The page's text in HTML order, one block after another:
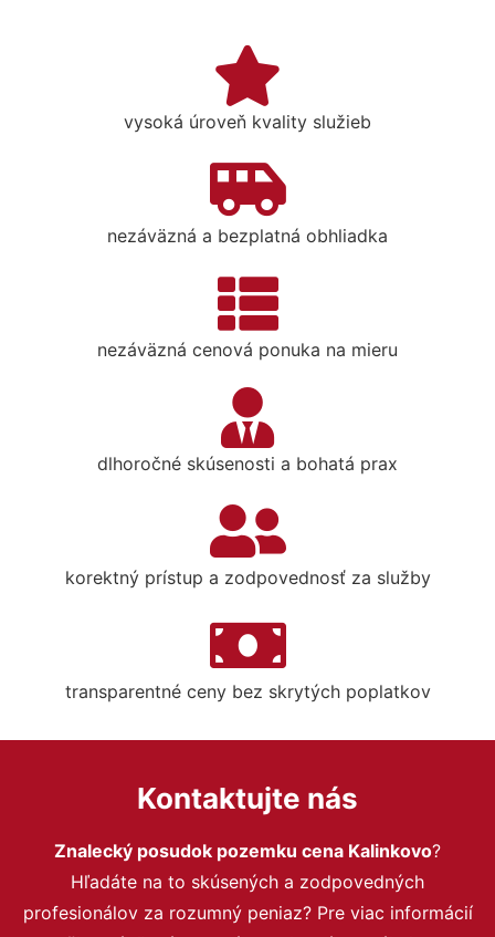
vysoká úroveň kvality služieb
nezáväzná a bezplatná obhliadka
nezáväzná cenová ponuka na mieru
dlhoročné skúsenosti a bohatá prax
korektný prístup a zodpovednosť za služby
transparentné ceny bez skrytých poplatkov
Kontaktujte nás
Znalecký posudok pozemku cena Kalinkovo?
Hľadáte na to skúsených a zodpovedných
profesionálov za rozumný peniaz? Pre viac informácií